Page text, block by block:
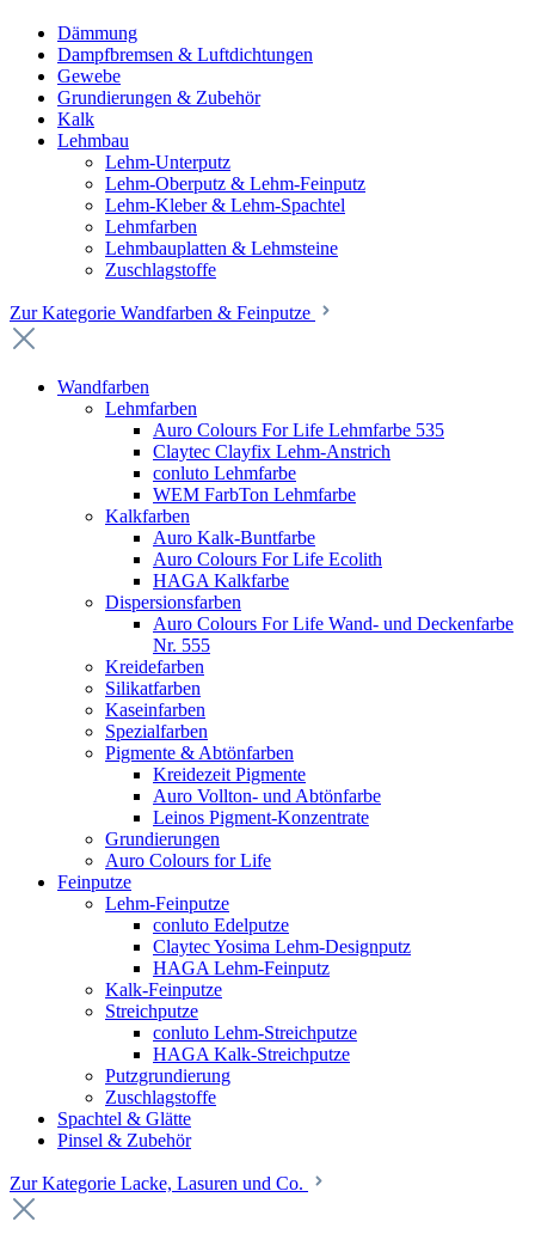
Dämmung
Dampfbremsen & Luftdichtungen
Gewebe
Grundierungen & Zubehör
Kalk
Lehmbau
Lehm-Unterputz
Lehm-Oberputz & Lehm-Feinputz
Lehm-Kleber & Lehm-Spachtel
Lehmfarben
Lehmbauplatten & Lehmsteine
Zuschlagstoffe
Zur Kategorie Wandfarben & Feinputze
Wandfarben
Lehmfarben
Auro Colours For Life Lehmfarbe 535
Claytec Clayfix Lehm-Anstrich
conluto Lehmfarbe
WEM FarbTon Lehmfarbe
Kalkfarben
Auro Kalk-Buntfarbe
Auro Colours For Life Ecolith
HAGA Kalkfarbe
Dispersionsfarben
Auro Colours For Life Wand- und Deckenfarbe
Nr. 555
Kreidefarben
Silikatfarben
Kaseinfarben
Spezialfarben
Pigmente & Abtönfarben
Kreidezeit Pigmente
Auro Vollton- und Abtönfarbe
Leinos Pigment-Konzentrate
Grundierungen
Auro Colours for Life
Feinputze
Lehm-Feinputze
conluto Edelputze
Claytec Yosima Lehm-Designputz
HAGA Lehm-Feinputz
Kalk-Feinputze
Streichputze
conluto Lehm-Streichputze
HAGA Kalk-Streichputze
Putzgrundierung
Zuschlagstoffe
Spachtel & Glätte
Pinsel & Zubehör
Zur Kategorie Lacke, Lasuren und Co.